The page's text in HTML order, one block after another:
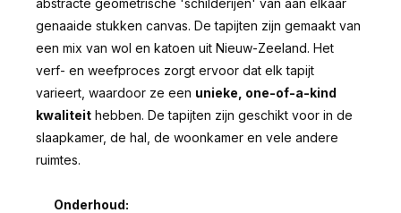
abstracte geometrische 'schilderijen' van aan elkaar
genaaide stukken canvas. De tapijten zijn gemaakt van
een mix van wol en katoen uit Nieuw-Zeeland. Het
verf- en weefproces zorgt ervoor dat elk tapijt
varieert, waardoor ze een unieke, one-of-a-kind
kwaliteit hebben. De tapijten zijn geschikt voor in de
slaapkamer, de hal, de woonkamer en vele andere
ruimtes.
Onderhoud: